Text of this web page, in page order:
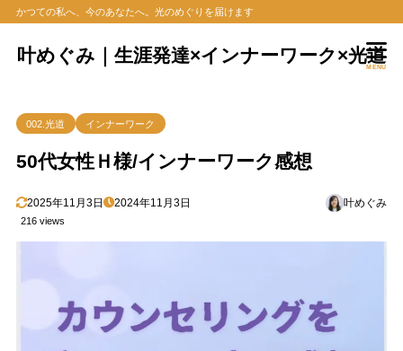
かつての私へ、今のあなたへ。光のめぐりを届けます
叶めぐみ｜生涯発達×インナーワーク×光道
MENU
002.光道 インナーワーク
50代女性Ｈ様/インナーワーク感想
2025年11月3日 2024年11月3日 叶めぐみ
216 views